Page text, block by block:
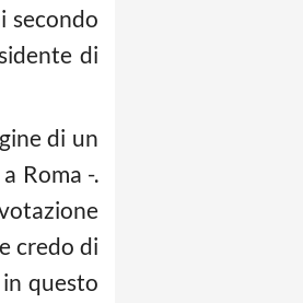
secondo
di
di un
Roma -.
credo di
questo